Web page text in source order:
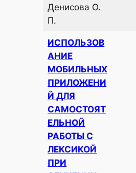
Денисова О.
П.
ИСПОЛЬЗОВ
АНИЕ
МОБИЛЬНЫХ
ПРИЛОЖЕНИ
Й ДЛЯ
САМОСТОЯТ
ЕЛЬНОЙ
РАБОТЫ С
ЛЕКСИКОЙ
ПРИ